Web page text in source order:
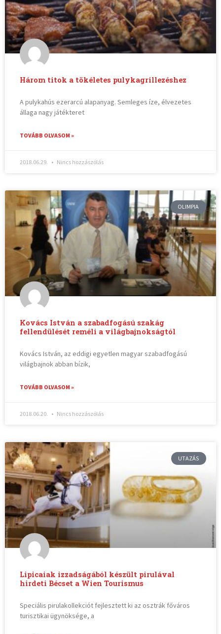
Három titok a tökéletes pulykagrillezéshez
A pulykahús ezerarcú alapanyag. Semleges íze, élvezetes
állaga nagy játékteret
TOVÁBB OLVASOM »
2018.06.29. Nincs hozzászólás
OLIMPIA
Kovács István a szabadfogású szakág
fellendülését reméli a világbajnokságtól
Kovács István, az eddigi egyetlen magyar szabadfogású
világbajnok abban bízik,
TOVÁBB OLVASOM »
2018.06.20. Nincs hozzászólás
UTAZÁS
Lipicaiak izzadságából készült pirulával
hirdeti Bécset a Wien Tourismus
Speciális pirulakollekciót fejlesztett ki az osztrák főváros
turisztikai ügynöksége, a